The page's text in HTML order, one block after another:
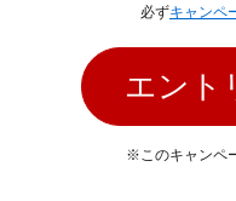
必ずキャンペ
エント
※このキャンペ